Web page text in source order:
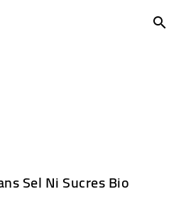
search
Sel Ni Sucres Bio